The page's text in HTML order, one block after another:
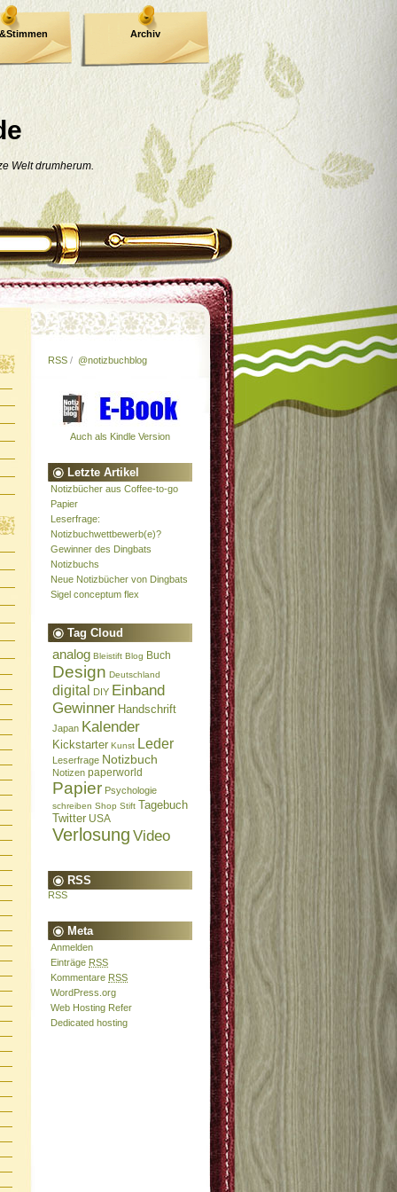
Welt drumherum.
Archiv
RSS / @notizbuchblog
Auch als Kindle Version
Letzte Artikel
Notizbücher aus Coffee-to-go
Papier
Leserfrage:
Notizbuchwettbewerb(e)?
Gewinner des Dingbats
Notizbuchs
Neue Notizbücher von Dingbats
Sigel conceptum flex
Tag Cloud
analog Bleistift Blog Buch
Design Deutschland
digital DIY Einband
Gewinner Handschrift
Japan Kalender
Kickstarter Kunst Leder
Leserfrage Notizbuch
Notizen paperworld
Papier Psychologie
schreiben Shop Stift Tagebuch
Twitter USA
Verlosung Video
RSS
RSS
Meta
Anmelden
Einträge RSS
Kommentare RSS
WordPress.org
Web Hosting Refer
Dedicated hosting